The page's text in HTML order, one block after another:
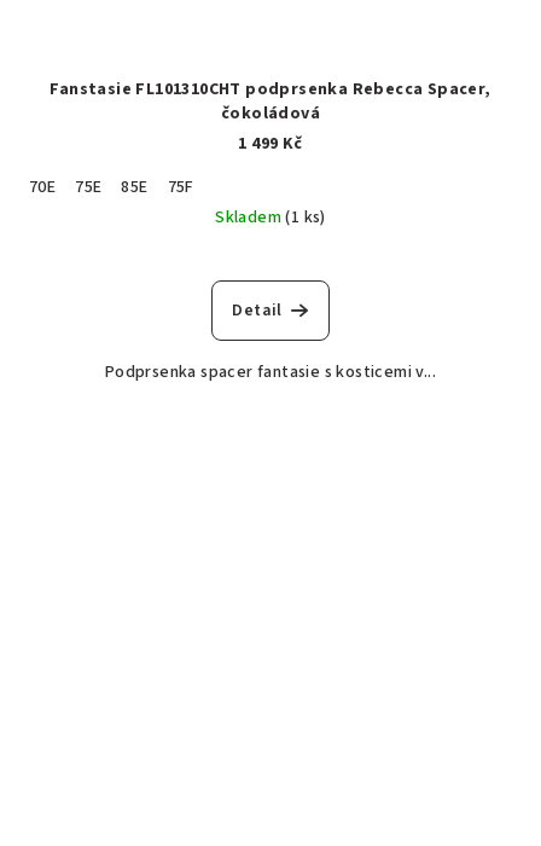
Fanstasie FL101310CHT podprsenka Rebecca Spacer,
čokoládová
1 499 Kč
70E
75E 85E
75F
Skladem(1 ks)
Detail
Podprsenka spacer fantasie s kosticemi v...